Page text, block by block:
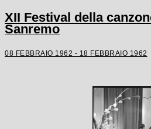
XII Festival della
Sanremo
08 FEBBRAIO 1962 - 18 FEBBRAIO 1962